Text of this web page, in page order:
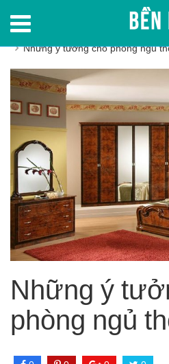
Trang chủ
Những ý tưởng cho phòng ngủ
Những ý
phòng ngủ